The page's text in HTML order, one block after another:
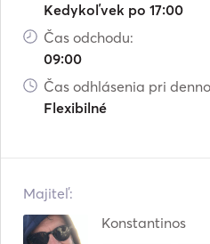
Kedykoľvek po 17:00
Čas odchodu:
09:00
Čas odhlásenia pri
Flexibilné
Majiteľ:
Konstantinos